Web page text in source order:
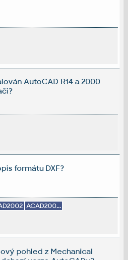
AutoCAD R14 a 2000
formátu DXF?
ACAD200...
pohled z Mechanical